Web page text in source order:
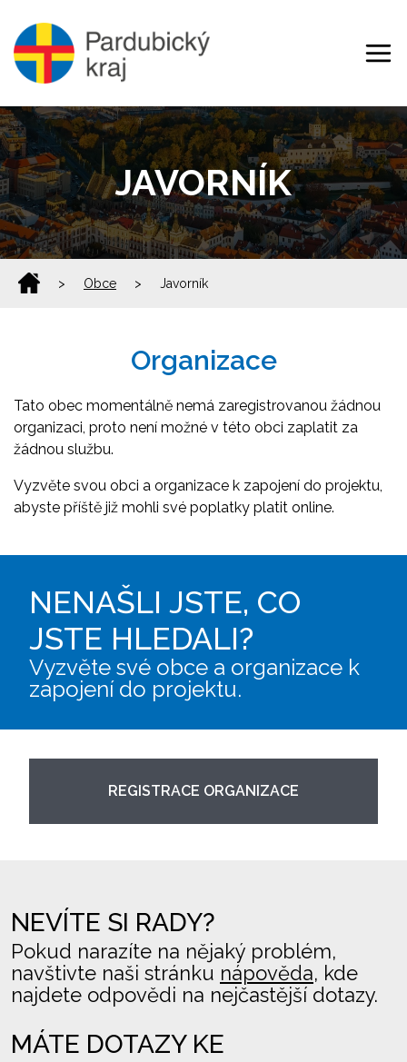
JAVORNÍK
> Obce > Javorník
Organizace
Tato obec momentálně nemá zaregistrovanou žádnou
organizaci, proto není možné v této obci zaplatit za
žádnou službu.
Vyzvěte svou obci a organizace k zapojení do projektu,
abyste příště již mohli své poplatky platit online.
NENAŠLI JSTE, CO
JSTE HLEDALI?
Vyzvěte své obce a organizace k
zapojení do projektu.
REGISTRACE ORGANIZACE
NEVÍTE SI RADY?
Pokud narazíte na nějaký problém,
navštivte naši stránku nápověda, kde
najdete odpovědi na nejčastější dotazy.
MÁTE DOTAZY KE